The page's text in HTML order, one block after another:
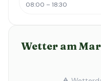
08:00 – 18:30
Wetter am